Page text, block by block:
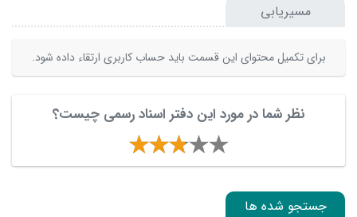
مسیریابی
برای تکمیل محتوای این قسمت باید حساب کاربری ارتقاء داده شود.
نظر شما در مورد این دفتر اسناد رسمی چیست؟
جستجو شده ها